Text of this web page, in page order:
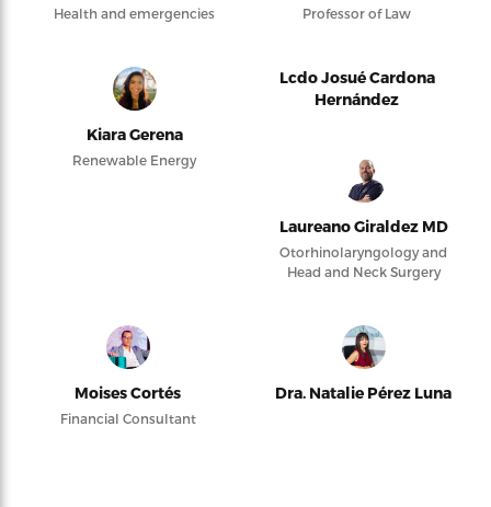
Health and emergencies Professor of Law
Kiara Gerena
Renewable Energy
Lcdo Josué Cardona
Hernández
Laureano Giraldez MD
Otorhinolaryngology and
Head and Neck Surgery
Moises Cortés
Financial Consultant
Dra. Natalie Pérez Luna